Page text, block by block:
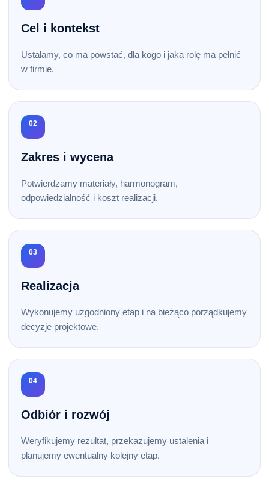
Cel i kontekst
Ustalamy, co ma powstać, dla kogo i jaką rolę ma pełnić
w firmie.
02
Zakres i wycena
Potwierdzamy materiały, harmonogram,
odpowiedzialność i koszt realizacji.
03
Realizacja
Wykonujemy uzgodniony etap i na bieżąco porządkujemy
decyzje projektowe.
04
Odbiór i rozwój
Weryfikujemy rezultat, przekazujemy ustalenia i
planujemy ewentualny kolejny etap.